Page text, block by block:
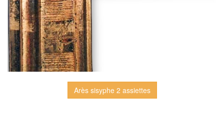
Arès sisyphe 2 assiettes